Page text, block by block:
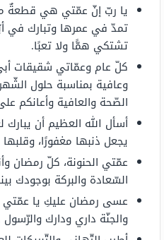
يا ربّ إنّ عمّتي هي قطعةٌ
تمدّ في عمرها وتبارك في
تشتكي همًّا ولا تعبًا.
كلّ عام وعمّاتي شقيقات
وعافية بمناسبة حلول
الصّحة والعافية وأعانكم
أسأل الله العظيم أن
يجعل ذنبها مغفورًا، وقلبها
عمّتي الحنونة، كلّ رمضان
السّعادة والبركة بوجودك
عسى رمضان عليكِ يا عمّتي
والجنّة داري ودارك